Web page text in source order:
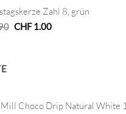
CHF 7.50CHF 3.75.
Zahl 8, grün
Ursprünglicher
CHF1.00Aktueller
Choco Drip Natural White